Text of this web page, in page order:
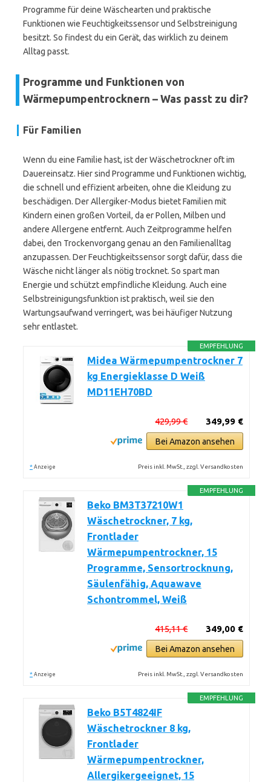
Programme für deine Wäschearten und praktische
Funktionen wie Feuchtigkeitssensor und Selbstreinigung
besitzt. So findest du ein Gerät, das wirklich zu deinem
Alltag passt.
Programme und Funktionen von
Wärmepumpentrocknern – Was passt zu dir?
Für Familien
Wenn du eine Familie hast, ist der Wäschetrockner oft im
Dauereinsatz. Hier sind Programme und Funktionen wichtig,
die schnell und effizient arbeiten, ohne die Kleidung zu
beschädigen. Der Allergiker-Modus bietet Familien mit
Kindern einen großen Vorteil, da er Pollen, Milben und
andere Allergene entfernt. Auch Zeitprogramme helfen
dabei, den Trockenvorgang genau an den Familienalltag
anzupassen. Der Feuchtigkeitssensor sorgt dafür, dass die
Wäsche nicht länger als nötig trocknet. So spart man
Energie und schützt empfindliche Kleidung. Auch eine
Selbstreinigungsfunktion ist praktisch, weil sie den
Wartungsaufwand verringert, was bei häufiger Nutzung
sehr entlastet.
EMPFEHLUNG
Midea Wärmepumpentrockner 7
kg Energieklasse D Weiß
MD11EH70BD
349,99 €
429,99 €
Bei Amazon ansehen
* Anzeige Preis inkl. MwSt., zzgl. Versandkosten
EMPFEHLUNG
Beko BM3T37210W1
Wäschetrockner, 7 kg,
Frontlader
Wärmepumpentrockner, 15
Programme, Sensortrocknung,
Säulenfähig, Aquawave
Schontrommel, Weiß
349,00 €
415,11 €
Bei Amazon ansehen
* Anzeige Preis inkl. MwSt., zzgl. Versandkosten
EMPFEHLUNG
Beko B5T4824IF
Wäschetrockner 8 kg,
Frontlader
Wärmepumpentrockner,
Allergikergeeignet, 15